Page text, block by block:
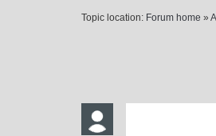
Topic location: Forum home »